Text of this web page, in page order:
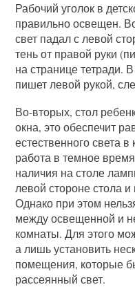
Рабочий уголок в
правильно освещен.
свет падал с левой
тень от правой руки
на странице тетради.
пишет левой рукой,
Во-вторых, стол
окна, это обеспечит
естественного света
работа в темное
наличия на столе
левой стороне стола
Однако при этом
между освещенной и
комнаты. Для этого
а лишь установить
помещения, которые
рассеянный свет.